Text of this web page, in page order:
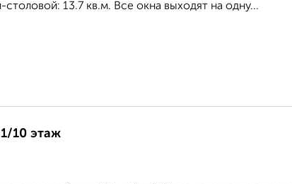
13.7 кв.м. Все окна выходят на одну...
10 этаж